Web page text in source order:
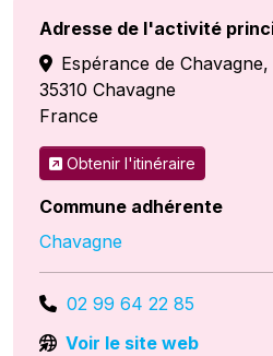
Adresse de l'activité
Espérance de
35310 Chavagne
France
Obtenir l'itinéraire
Commune adhérente
Chavagne
02 99 64 22 85
Voir le site web